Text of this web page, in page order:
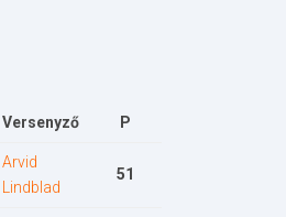
Versenyző P
Arvid
Lindblad
51